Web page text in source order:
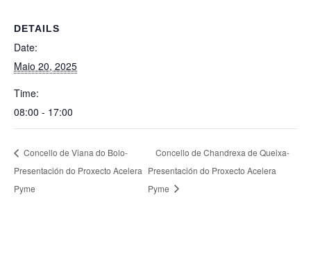
DETAILS
Date:
Maio 20, 2025
Time:
08:00 - 17:00
Concello de Viana do Bolo-
Presentación do Proxecto Acelera
Pyme
Concello de Chandrexa de Queixa-
Presentación do Proxecto Acelera
Pyme